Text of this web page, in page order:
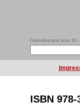
Datenbestand vom 29.
ISBN 978-